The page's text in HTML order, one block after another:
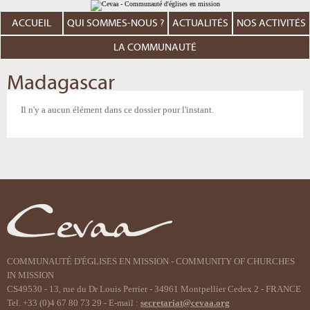
au
contenu.
Aller
personnels
ACCUEIL QUI SOMMES-NOUS ? ACTUALITÉS NOS ACTIVITÉS
LA COMMUNAUTÉ
Madagascar
Il n'y a aucun élément dans ce dossier pour l'instant.
COMMUNAUTÉ D'ÉGLISES EN MISSION - COMMUNITY OF CHURCHES
IN MISSION
CS49530 - 13, rue du Dr Louis Perrier - 34961 Montpellier Cedex 2 - FRANCE
Tel. +33 (0)4 67 80 73 29 - E-mail : secretariat@cevaa.org